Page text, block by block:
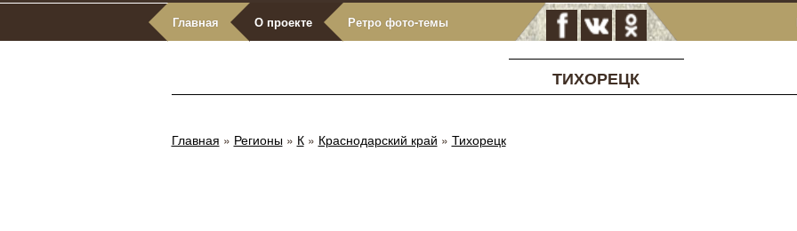
Главная О проекте Ретро фото-темы
ТИХОРЕЦК
Главная » Регионы» К» Краснодарский край » Тихорецк